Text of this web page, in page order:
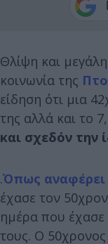
Θλίψη και
κοινωνία της
είδηση ότι μια
της αλλά και το
και σχεδόν την
.Όπως
έχασε τον
ημέρα που έχασε
τους. Ο